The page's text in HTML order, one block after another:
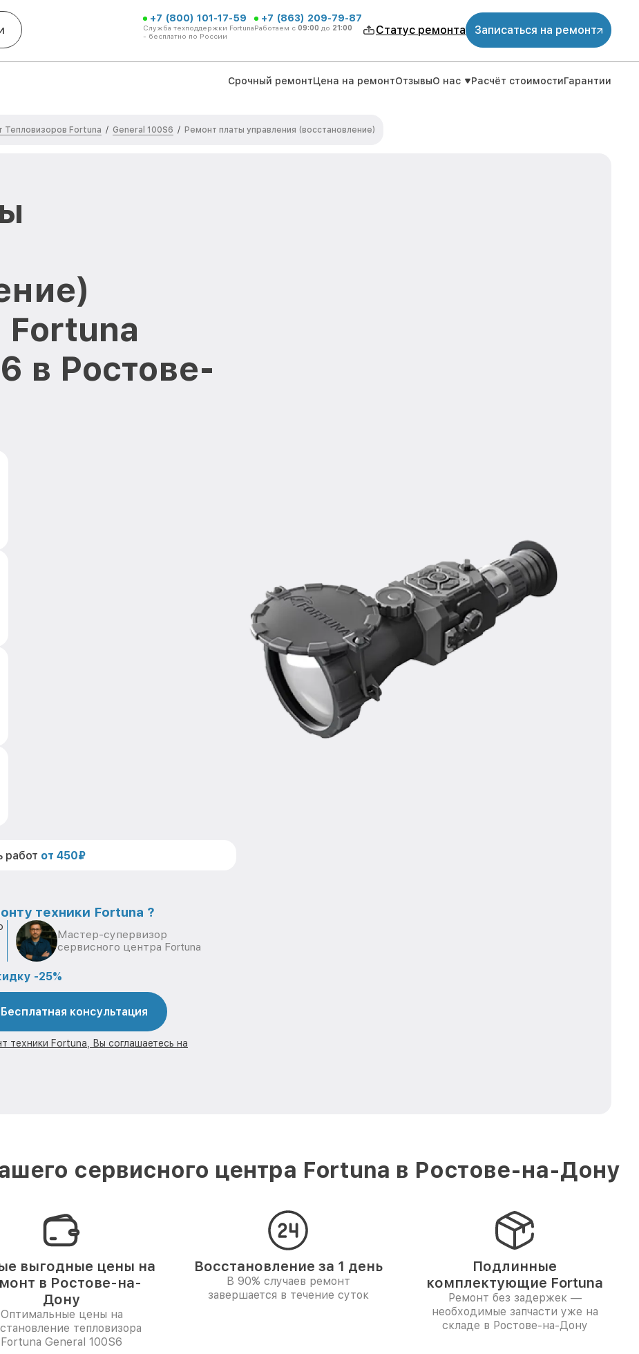
+7 (800) 101-17-59
Служба техподдержки Fortuna
- бесплатно по России
+7 (863) 209-79-87
Работаем с 09:00 до 21:00 Статус ремонта Записаться на ремонт
Срочный ремонтЦена на ремонтОтзывыО нас Расчёт стоимостиГарантии
Тепловизоров Fortuna / General 100S6 / Ремонт платы управления (восстановление)
Fortuna
в Ростове-
работ от 450₽
техники Fortuna ?
Мастер-супервизор
сервисного центра Fortuna
-25%
Бесплатная консультация
техники Fortuna, Вы соглашаетесь на
сервисного центра Fortuna в Ростове-на-Дону
выгодные цены на
в Ростове-на-
Дону
Оптимальные цены на
тепловизора
Fortuna General 100S6
Восстановление за 1 день
В 90% случаев ремонт
завершается в течение суток
Подлинные
комплектующие Fortuna
Ремонт без задержек —
необходимые запчасти уже на
складе в Ростове-на-Дону